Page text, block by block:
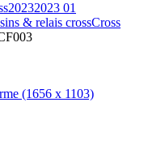
20232023 01
& relais crossCross
(1656 x 1103)